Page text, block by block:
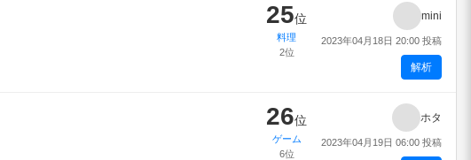
25位
料理
2位
mini
2023年04月18日 20:00 投稿
解析
26位
ゲーム
6位
ホタ
2023年04月19日 06:00 投稿